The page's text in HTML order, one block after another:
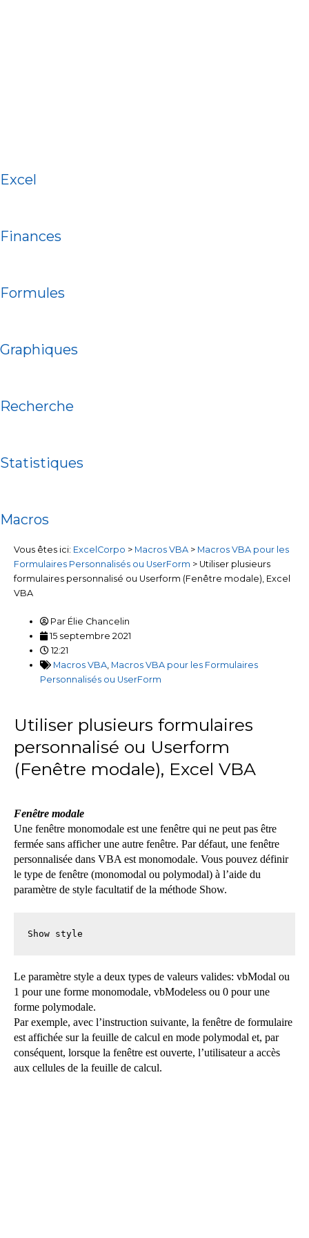
Excel
Finances
Formules
Graphiques
Recherche
Statistiques
Macros
Vous êtes ici: ExcelCorpo > Macros VBA > Macros VBA pour les
Formulaires Personnalisés ou UserForm > Utiliser plusieurs
formulaires personnalisé ou Userform (Fenêtre modale), Excel
VBA
Par Élie Chancelin
15 septembre 2021
12:21
Macros VBA, Macros VBA pour les Formulaires
Personnalisés ou UserForm
Utiliser plusieurs formulaires
personnalisé ou Userform
(Fenêtre modale), Excel VBA
Fenêtre modale
Une fenêtre monomodale est une fenêtre qui ne peut pas être
fermée sans afficher une autre fenêtre. Par défaut, une fenêtre
personnalisée dans VBA est monomodale. Vous pouvez définir
le type de fenêtre (monomodal ou polymodal) à l’aide du
paramètre de style facultatif de la méthode Show.
Show style
Le paramètre style a deux types de valeurs valides: vbModal ou
1 pour une forme monomodale, vbModeless ou 0 pour une
forme polymodale.
Par exemple, avec l’instruction suivante, la fenêtre de formulaire
est affichée sur la feuille de calcul en mode polymodal et, par
conséquent, lorsque la fenêtre est ouverte, l’utilisateur a accès
aux cellules de la feuille de calcul.